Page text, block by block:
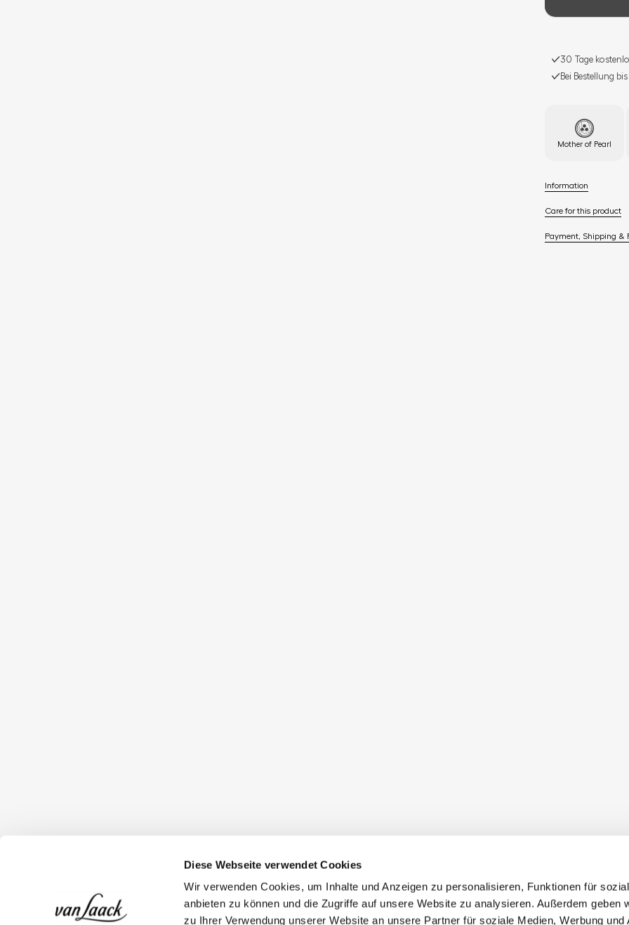
Diese Webseite verwendet Cookies
Wir verwenden Cookies, um Inhalte und Anzeigen zu personalisieren, Funktionen für
anbieten zu können und die Zugriffe auf unsere Website zu analysieren. Außerdem geben
zu Ihrer Verwendung unserer Website an unsere Partner für soziale Medien, Werbung und
30 Tage
Bei Bestellung
Mother of Pearl
Information
Care for this product
Payment, Shipping &